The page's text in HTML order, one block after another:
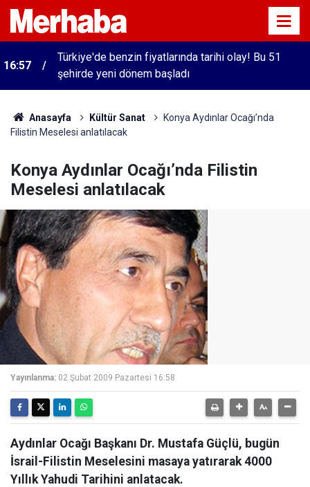
16:57
Türkiye'de benzin fiyatlarında tarihi olay! Bu 51
şehirde yeni dönem başladı
Anasayfa Kültür Sanat
Konya Aydınlar Ocağı’nda
Filistin Meselesi anlatılacak
Konya Aydınlar Ocağı’nda Filistin
Meselesi anlatılacak
Yayınlanma: 02 Şubat 2009 Pazartesi 16:58
Aydınlar Ocağı Başkanı Dr. Mustafa Güçlü, bugün
İsrail-Filistin Meselesini masaya yatırarak 4000
Yıllık Yahudi Tarihini anlatacak.